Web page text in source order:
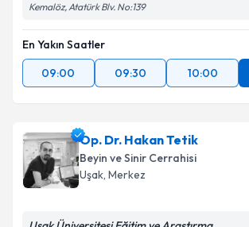
Kemalöz, Atatürk Blv. No:139
En Yakın Saatler
09:00
09:30 10:00
Op. Dr. Hakan Tetik
Beyin ve Sinir Cerrahisi
Uşak, Merkez